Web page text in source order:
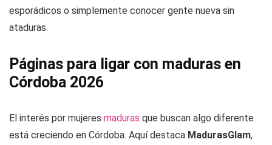
esporádicos o simplemente conocer gente nueva sin
ataduras.
Páginas para ligar con maduras en
Córdoba 2026
El interés por mujeres maduras que buscan algo diferente
está creciendo en Córdoba. Aquí destaca MadurasGlam,